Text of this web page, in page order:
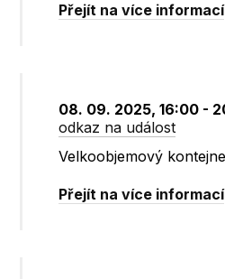
Přejít na více informací
08. 09. 2025, 16:00 -
odkaz na událost
Velkoobjemový
Přejít na více informací